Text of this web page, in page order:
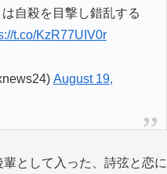
自殺を目撃し錯乱する
t.co/KzR77UIV0r
August 19,
として入った、詩弦と恋に